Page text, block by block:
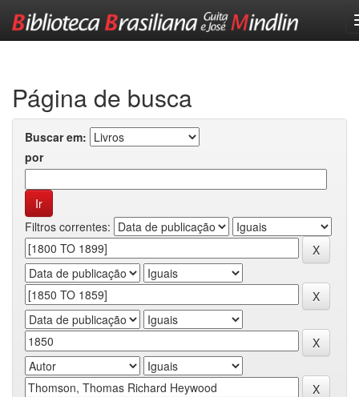
Página de busca
Buscar em:
por
Filtros correntes: